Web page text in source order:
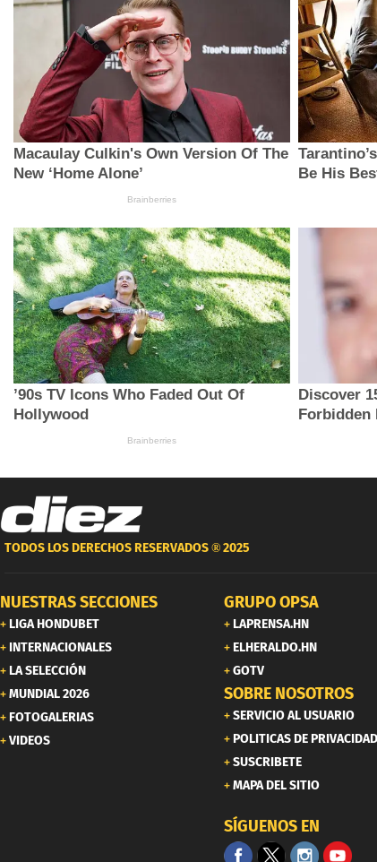
TODOS LOS DERECHOS RESERVADOS ®2025
NUESTRAS SECCIONES
LIGA HONDUBET
INTERNACIONALES
LA SELECCIÓN
MUNDIAL 2026
FOTOGALERIAS
VIDEOS
GRUPO OPSA
LAPRENSA.HN
ELHERALDO.HN
GOTV
SOBRE NOSOTROS
SERVICIO AL USUARIO
POLITICAS DE PRIVACIDAD
SUSCRIBETE
MAPA DEL SITIO
SÍGUENOS EN